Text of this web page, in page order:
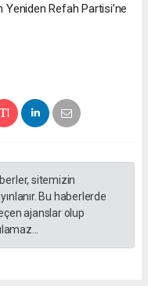
Yeniden Refah Partisi’ne
sitemizin
Bu haberlerde
ajanslar olup